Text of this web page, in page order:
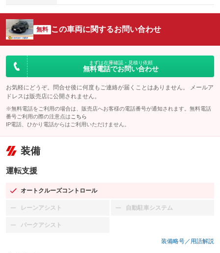
無料 この車両に関するお問い合わせ
まずは在庫確認・見積り依頼
無料電話でお問い合わせ
お気軽にどうぞ。問合せ後に何度もご連絡が届くことはありません。 メールア
ドレスは販売店に公開されません。
※無料電話をご利用の場合は、販売店へお客様の電話番号が通知されます。無料電話
番号ご利用の際の注意点は こちら
IP電話、ひかり電話からはご利用いただけません。
装備
運転支援
オートクルーズコントロール
：装備あり
レーンアシスト
：装備なし 自動駐車システム
：装備なし
パークアシスト
：装備なし
装備略号／用語解説